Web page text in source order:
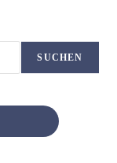
SUCHEN